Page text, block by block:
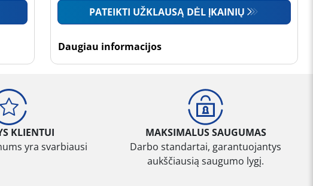
PATEIKTI UŽKLAUSĄ DĖL ĮKAINIŲ
Daugiau informacijos
KLIENTUI
yra svarbiausi
MAKSIMALUS SAUGUMAS
Darbo standartai, garantuojantys
aukščiausią saugumo lygį.